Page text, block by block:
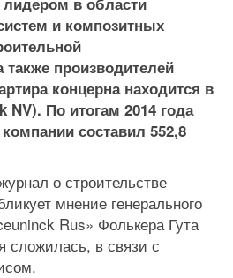
и композитных
производителей
концерна находится в
NV). По итогам 2014 года
составил 552,8
о строительстве
мнение генерального
Rus» Фолькера Гута
сложилась, в связи с